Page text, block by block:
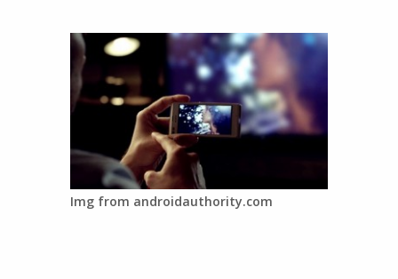
Img from androidauthority.com